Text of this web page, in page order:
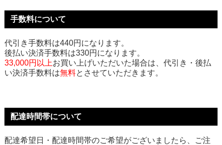
手数料について
代引き手数料は440円になります。
後払い決済手数料は330円になります。
33,000円以上お買い上げいただいた場合は、代引き・後払
い決済手数料は無料とさせていただきます。
配達時間帯について
配達希望日・配達時間帯のご希望がございましたら、ご注